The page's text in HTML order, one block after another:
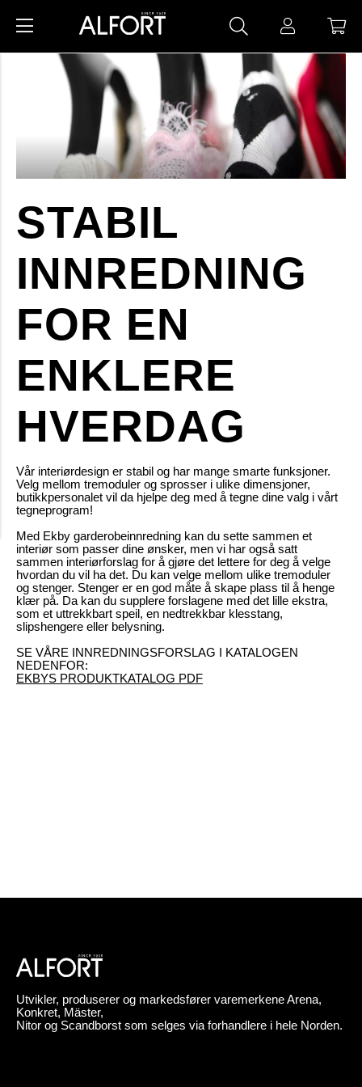
STABIL
INNREDNING
FOR EN
ENKLERE
HVERDAG
Vår interiørdesign er stabil og har mange smarte funksjoner.
Velg mellom tremoduler og sprosser i ulike dimensjoner,
butikkpersonalet vil da hjelpe deg med å tegne dine valg i vårt
tegneprogram!
Med Ekby garderobeinnredning kan du sette sammen et
interiør som passer dine ønsker, men vi har også satt
sammen interiørforslag for å gjøre det lettere for deg å velge
hvordan du vil ha det. Du kan velge mellom ulike tremoduler
og stenger. Stenger er en god måte å skape plass til å henge
klær på. Da kan du supplere forslagene med det lille ekstra,
som et uttrekkbart speil, en nedtrekkbar klesstang,
slipshengere eller belysning.
SE VÅRE INNREDNINGSFORSLAG I KATALOGEN
NEDENFOR:
EKBYS PRODUKTKATALOG PDF
Utvikler, produserer og markedsfører varemerkene Arena,
Konkret, Mäster,
Nitor og Scandborst som selges via forhandlere i hele Norden.